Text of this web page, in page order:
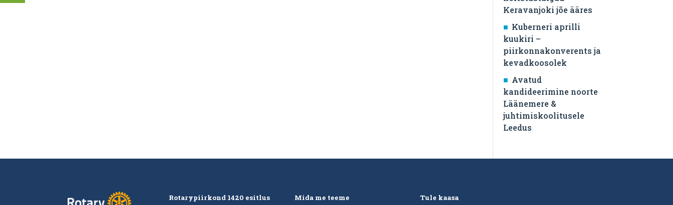
Keravanjoki jõe ääres
Kuberneri aprilli
kuukiri –
piirkonnakonverents ja
kevadkoosolek
Avatud
kandideerimine noorte
Läänemere &
juhtimiskoolitusele
Leedus
Rotarypiirkond 1420 esitlus Mida me teeme Tule kaasa